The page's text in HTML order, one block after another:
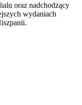
oraz nadchodzący
wydaniach